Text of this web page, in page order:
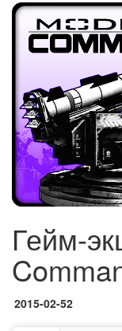
Гейм-
2015-02-52